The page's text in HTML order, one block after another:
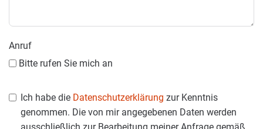
Anruf
Bitte rufen Sie mich an
Ich habe die Datenschutzerklärung zur Kenntnis
genommen. Die von mir angegebenen Daten werden